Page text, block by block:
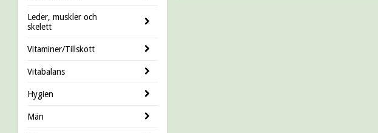
Leder, muskler och
skelett
Vitaminer/Tillskott
Vitabalans
Hygien
Män